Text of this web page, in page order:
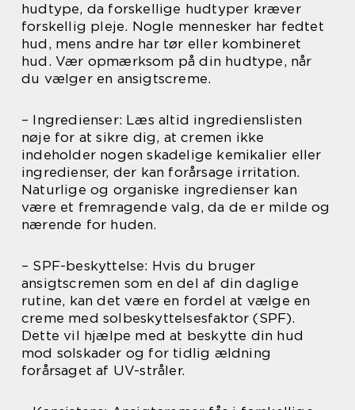
hudtype, da forskellige hudtyper kræver
forskellig pleje. Nogle mennesker har fedtet
hud, mens andre har tør eller kombineret
hud. Vær opmærksom på din hudtype, når
du vælger en ansigtscreme.
– Ingredienser: Læs altid ingredienslisten
nøje for at sikre dig, at cremen ikke
indeholder nogen skadelige kemikalier eller
ingredienser, der kan forårsage irritation.
Naturlige og organiske ingredienser kan
være et fremragende valg, da de er milde og
nærende for huden.
– SPF-beskyttelse: Hvis du bruger
ansigtscremen som en del af din daglige
rutine, kan det være en fordel at vælge en
creme med solbeskyttelsesfaktor (SPF).
Dette vil hjælpe med at beskytte din hud
mod solskader og for tidlig ældning
forårsaget af UV-stråler.